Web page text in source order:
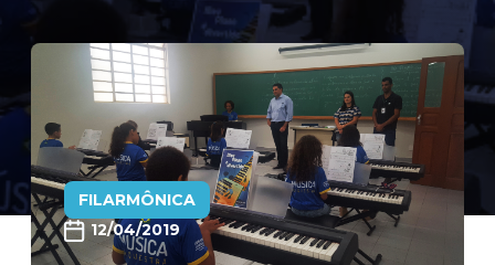
FILARMÔNICA
12/04/2019